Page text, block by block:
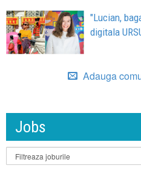
"Lucian,
digitala
Adauga
Jobs